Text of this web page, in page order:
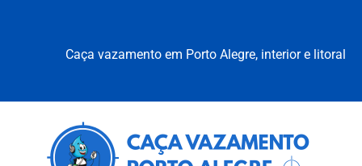
Caça vazamento em Porto Alegre, interior e litoral